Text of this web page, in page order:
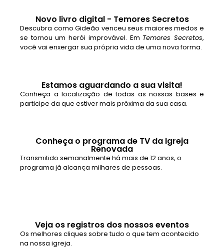
Novo livro digital - Temores Secretos
Descubra como Gideão venceu seus maiores medos e
se tornou um herói improvável. Em Temores Secretos,
você vai enxergar sua própria vida de uma nova forma.
Estamos aguardando a sua visita!
Conheça a localização de todas as nossas bases e
participe da que estiver mais próxima da sua casa.
Conheça o programa de TV da Igreja
Renovada
Transmitido semanalmente há mais de 12 anos, o
programa já alcança milhares de pessoas.
Veja os registros dos nossos eventos
Os melhores cliques sobre tudo o que tem acontecido
na nossa igreja.